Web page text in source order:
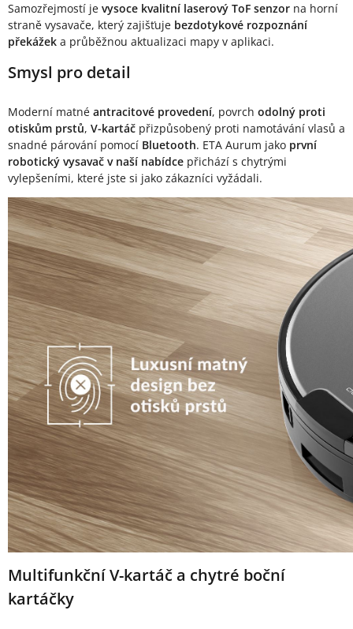
Samozřejmostí je vysoce kvalitní laserový ToF senzor na horní
straně vysavače, který zajišťuje bezdotykové rozpoznání
překážek a průběžnou aktualizaci mapy v aplikaci.
Smysl pro detail
Moderní matné antracitové provedení, povrch odolný proti
otiskům prstů, V-kartáč přizpůsobený proti namotávání vlasů a
snadné párování pomocí Bluetooth. ETA Aurum jako první
robotický vysavač v naší nabídce přichází s chytrými
vylepšeními, které jste si jako zákazníci vyžádali.
Multifunkční V-kartáč a chytré boční
kartáčky